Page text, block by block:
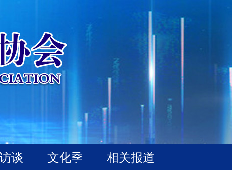
谈 文化季 相关报道